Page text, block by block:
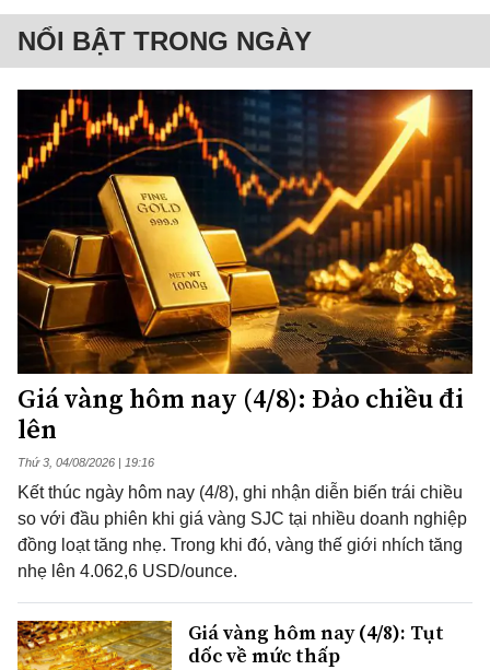
NỔI BẬT TRONG NGÀY
Giá vàng hôm nay (4/8): Đảo chiều đi
lên
Thứ 3, 04/08/2026 | 19:16
Kết thúc ngày hôm nay (4/8), ghi nhận diễn biến trái chiều
so với đầu phiên khi giá vàng SJC tại nhiều doanh nghiệp
đồng loạt tăng nhẹ. Trong khi đó, vàng thế giới nhích tăng
nhẹ lên 4.062,6 USD/ounce.
Giá vàng hôm nay (4/8): Tụt
dốc về mức thấp